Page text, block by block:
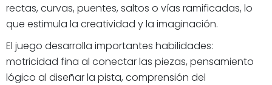
rectas, curvas, puentes, saltos o vías ramificadas, lo
que estimula la creatividad y la imaginación.
El juego desarrolla importantes habilidades:
motricidad fina al conectar las piezas, pensamiento
lógico al diseñar la pista, comprensión del